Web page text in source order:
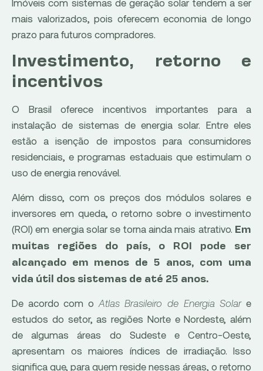
Imóveis com sistemas de geração solar tendem a ser
mais valorizados, pois oferecem economia de longo
prazo para futuros compradores.
Investimento, retorno e
incentivos
O Brasil oferece incentivos importantes para a
instalação de sistemas de energia solar. Entre eles
estão a isenção de impostos para consumidores
residenciais, e programas estaduais que estimulam o
uso de energia renovável.
Além disso, com os preços dos módulos solares e
inversores em queda, o retorno sobre o investimento
(ROI) em energia solar se torna ainda mais atrativo. Em
muitas regiões do país, o ROI pode ser
alcançado em menos de 5 anos, com uma
vida útil dos sistemas de até 25 anos.
De acordo com o Atlas Brasileiro de Energia Solare
estudos do setor, as regiões Norte e Nordeste, além
de algumas áreas do Sudeste e Centro-Oeste,
apresentam os maiores índices de irradiação. Isso
significa que, para quem reside nessas áreas, o retorno